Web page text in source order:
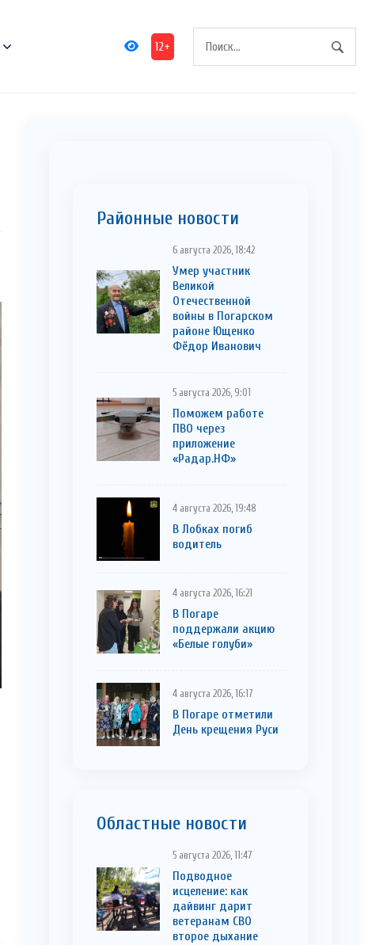
12+
Районные новости
6 августа 2026, 18:42
Умер участник
Великой
Отечественной
войны в Погарском
районе Ющенко
Фёдор Иванович
5 августа 2026, 9:01
Поможем работе
ПВО через
приложение
«Радар.НФ»
4 августа 2026, 19:48
В Лобках погиб
водитель
4 августа 2026, 16:21
В Погаре
поддержали акцию
«Белые голуби»
4 августа 2026, 16:17
В Погаре отметили
День крещения Руси
Областные новости
5 августа 2026, 11:47
Подводное
исцеление: как
дайвинг дарит
ветеранам СВО
второе дыхание